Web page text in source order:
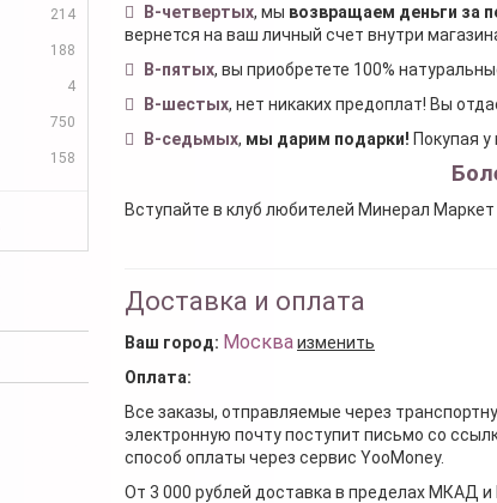
214
188
4
750
158
В-четвертых, мы возвращаем деньги за
вернется на ваш личный счет внутри
В-пятых, вы приобретете 100%
В-шестых, нет никаких предоплат! Вы
В-седьмых, мы дарим подарки! Покупая
Вступайте в клуб любителей Минерал
Доставка и оплата
Ваш город: Москваизменить
Оплата:
Все заказы, отправляемые через
электронную почту поступит письмо со
способ оплаты через сервис YooMoney.
От 3 000 рублей доставка в пределах МКАД